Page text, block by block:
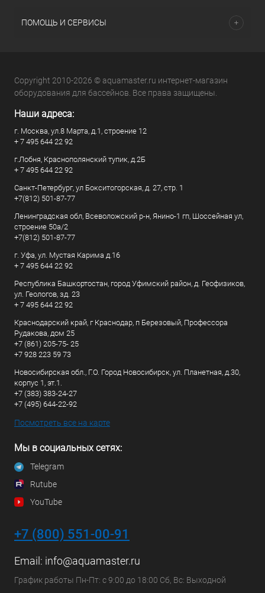
ПОМОЩЬ И СЕРВИСЫ
Copyright 2010-2026 © aquamaster.ru интернет-магазин
оборудования для бассейнов. Все права защищены.
Наши адреса:
г. Москва, ул.8 Марта, д.1, строение 12
+ 7 495 644 22 92
г.Лобня, Краснополянский тупик, д.2Б
+ 7 495 644 22 92
Санкт-Петербург, ул Бокситогорская, д. 27, стр. 1
+7(812) 501-87-77
Ленинградская обл, Всеволожский р-н, Янино-1 гп, Шоссейная ул,
строение 50а/2
+7(812) 501-87-77
г. Уфа, ул. Мустая Карима д.16
+ 7 495 644 22 92
Республика Башкортостан, город Уфимский район, д. Геофизиков,
ул. Геологов, зд. 23
+ 7 495 644 22 92
Краснодарский край, г Краснодар, п Березовый, Профессора
Рудакова, дом 25
+7 (861) 205-75- 25
+7 928 223 59 73
Новосибирская обл., Г.О. Город Новосибирск, ул. Планетная, д.30,
корпус 1, эт.1.
+7 (383) 383-24-27
+7 (495) 644-22-92
Посмотреть все на карте
Мы в социальных сетях:
Telegram
Rutube
YouTube
+7 (800) 551-00-91
Email: info@aquamaster.ru
График работы Пн-Пт: с 9:00 до 18:00 Сб, Вс: Выходной